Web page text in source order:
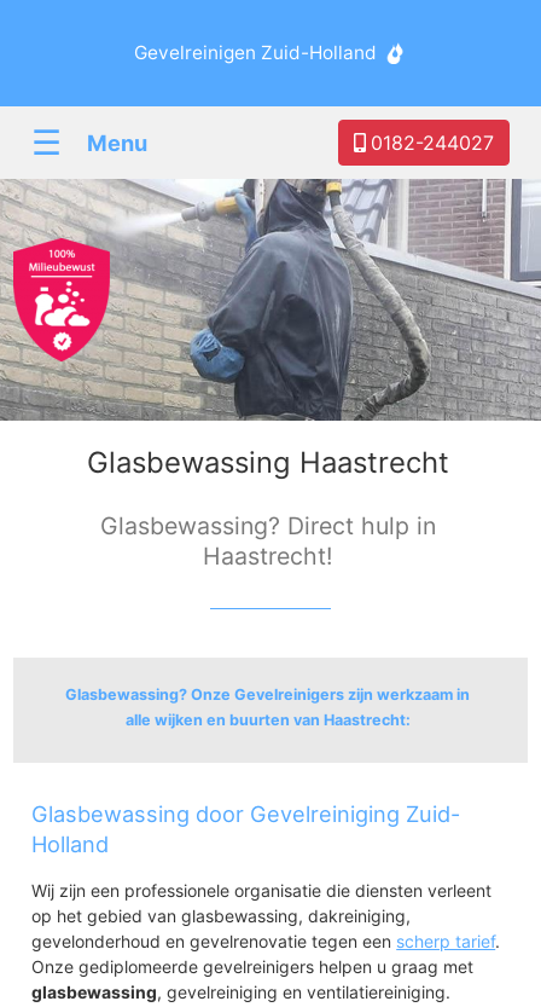
Gevelreinigen Zuid-Holland
☰ Menu 0182-244027
Glasbewassing Haastrecht
Glasbewassing? Direct hulp in
Haastrecht!
Glasbewassing? Onze Gevelreinigers zijn werkzaam in
alle wijken en buurten van Haastrecht:
Haastrecht-Dorpskern
Boven-Haastrecht
Rozendaal
Stolwijkersluis
Hofkamp
Agterpoort
Stein
Glasbewassing door Gevelreiniging Zuid-
Holland
Wij zijn een professionele organisatie die diensten verleent
op het gebied van glasbewassing, dakreiniging,
gevelonderhoud en gevelrenovatie tegen een scherp tarief.
Onze gediplomeerde gevelreinigers helpen u graag met
glasbewassing, gevelreiniging en ventilatiereiniging.